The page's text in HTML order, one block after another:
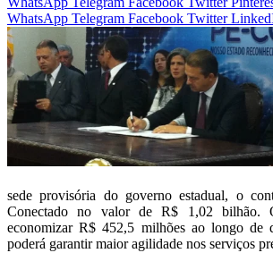
WhatsApp Telegram Facebook Twitter
sede provisória do governo estadual, o
Conectado no valor de R$ 1,02 bilhão.
economizar R$ 452,5 milhões ao longo de
poderá garantir maior agilidade nos serviços